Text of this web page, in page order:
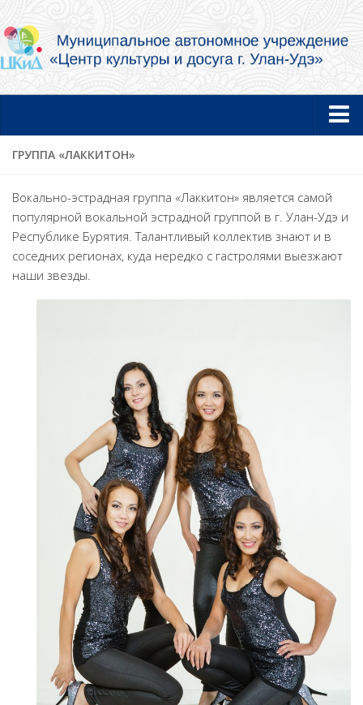
Главная
Об учреждении
Документы
Услуги в электронной форме
Народный фольклорный ансамбль «Тоонто»
Забайкальский народный хор «Семейские янтари»
Группа «Лаккитон»
Валико Гаспарян
Ирина Шагдурова
Анна Комолова
Сергей Плотников
Интернет-приемная
Контакты
Купить Билеты
ГРУППА «ЛАККИТОН»
Вокально-эстрадная группа «Лаккитон» является самой
популярной вокальной эстрадной группой в г. Улан-Удэ и
Республике Бурятия. Талантливый коллектив знают и в
соседних регионах, куда нередко с гастролями выезжают
наши звезды.